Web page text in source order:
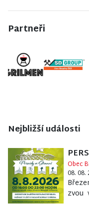
Partneři
Nejbližší události
Obec
08. 08.
zvou